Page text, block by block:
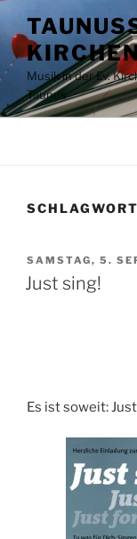
Inhalt
springen
Musik in der Ev.
Taunus
AM
SAMSTAG, 5.
Just sing!
Es ist soweit: